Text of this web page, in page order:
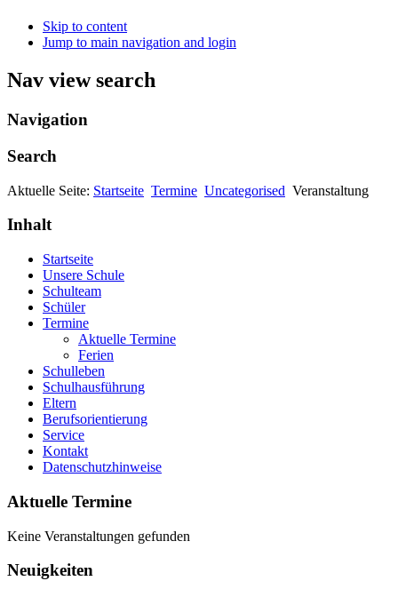
Skip to content
Jump to main navigation and login
Nav view search
Navigation
Search
Aktuelle Seite: Startseite Termine Uncategorised Veranstaltung
Inhalt
Startseite
Unsere Schule
Schulteam
Schüler
Termine
Aktuelle Termine
Ferien
Schulleben
Schulhausführung
Eltern
Berufsorientierung
Service
Kontakt
Datenschutzhinweise
Aktuelle Termine
Keine Veranstaltungen gefunden
Neuigkeiten